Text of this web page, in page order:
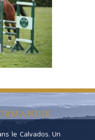
le Calvados. Un